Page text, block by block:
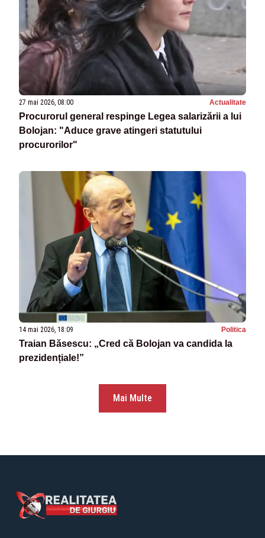
27 mai 2026, 08:00 Actualitate
Procurorul general respinge Legea salarizării a lui
Bolojan: "Aduce grave atingeri statutului
procurorilor"
14 mai 2026, 18:09 Politica
Traian Băsescu: „Cred că Bolojan va candida la
prezidențiale!”
Mai Multe